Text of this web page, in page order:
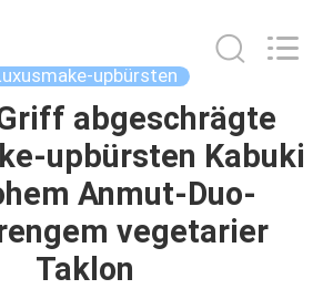
upbürsten
abgeschrägte
upbürsten Kabuki
Anmut-Duo-
vegetarier
Taklon